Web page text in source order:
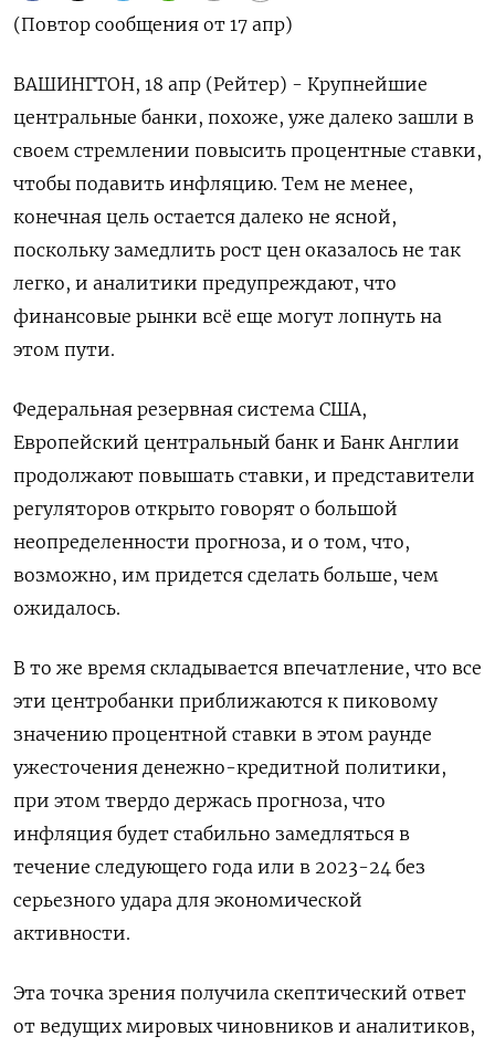
(Повтор сообщения от 17 апр)
ВАШИНГТОН, 18 апр (Рейтер) - Крупнейшие
центральные банки, похоже, уже далеко зашли в
своем стремлении повысить процентные ставки,
чтобы подавить инфляцию. Тем не менее,
конечная цель остается далеко не ясной,
поскольку замедлить рост цен оказалось не так
легко, и аналитики предупреждают, что
финансовые рынки всё еще могут лопнуть на
этом пути.
Федеральная резервная система США,
Европейский центральный банк и Банк Англии
продолжают повышать ставки, и представители
регуляторов открыто говорят о большой
неопределенности прогноза, и о том, что,
возможно, им придется сделать больше, чем
ожидалось.
В то же время складывается впечатление, что все
эти центробанки приближаются к пиковому
значению процентной ставки в этом раунде
ужесточения денежно-кредитной политики,
при этом твердо держась прогноза, что
инфляция будет стабильно замедляться в
течение следующего года или в 2023-24 без
серьезного удара для экономической
активности.
Эта точка зрения получила скептический ответ
от ведущих мировых чиновников и аналитиков,